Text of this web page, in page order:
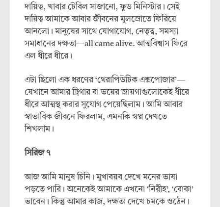
দায়িত্ব, খাবার টেবিল সাজানো, ফুড মিনিস্টার। সেই
দায়িত্ব আমাকে আবার জীবনের মূলস্রোতে ফিরিয়ে
আনলো। মানুষের সাথে যোগাযোগ, নেতৃত্ব, সমস্যা
সমাধানের দক্ষতা—all came alive. আত্মবিশ্বাস ফিরে
এল ধীরে ধীরে।
এটা ছিলো এক ধরণের ‘থেরাপিউটিক এক্সপোজার’—
যেখানে আমার ট্রিগার বা ভয়ের জায়গাগুলোকেই ধীরে
ধীরে আত্মস্থ করার সুযোগ পেয়েছিলাম। আমি আবার
স্বাভাবিক জীবনে ফিরলাম, এমনকি স্বপ্ন দেখতে
শিখলাম।
সিরিজ ৭
আজ আমি মানুষ চিনি। মুখাবয়ব দেখে মনের ভাষা
পড়তে পারি। অনেকেই আমাকে এখনো ‘নিরীহ’, ‘বোকা’
ভাবেন। কিন্তু আমার কাজ, দক্ষতা দেখে চমকে ওঠেন।